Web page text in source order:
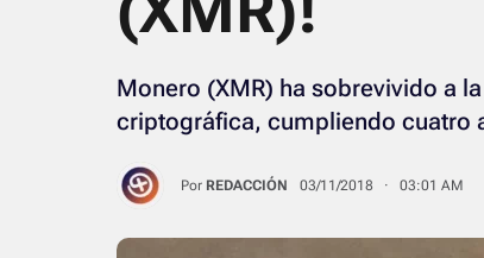
Monero (XMR) ha sobrevivido a
criptográfica, cumpliendo cuatro
Por REDACCIÓN 03/11/2018 · 03:01 AM